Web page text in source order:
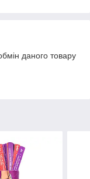
даного товару